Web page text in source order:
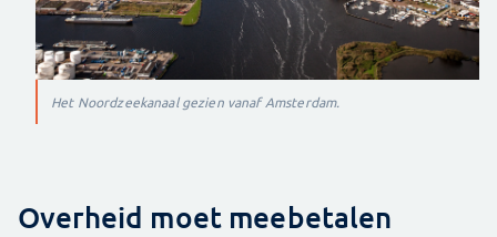
Het Noordzeekanaal gezien vanaf Amsterdam.
Overheid moet meebetalen